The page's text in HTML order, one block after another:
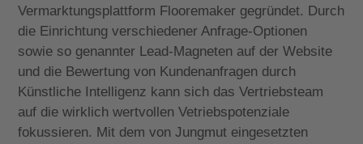
Vermarktungsplattform Flooremaker gegründet. Durch
die Einrichtung verschiedener Anfrage-Optionen
sowie so genannter Lead-Magneten auf der Website
und die Bewertung von Kundenanfragen durch
Künstliche Intelligenz kann sich das Vertriebsteam
auf die wirklich wertvollen Vetriebspotenziale
fokussieren. Mit dem von Jungmut eingesetzten